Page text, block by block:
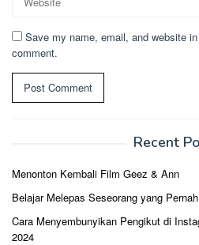
Save my name, email, and website
comment.
Recent
Menonton Kembali Film Geez & Ann
Belajar Melepas Seseorang yang
Cara Menyembunyikan Pengikut di
2024